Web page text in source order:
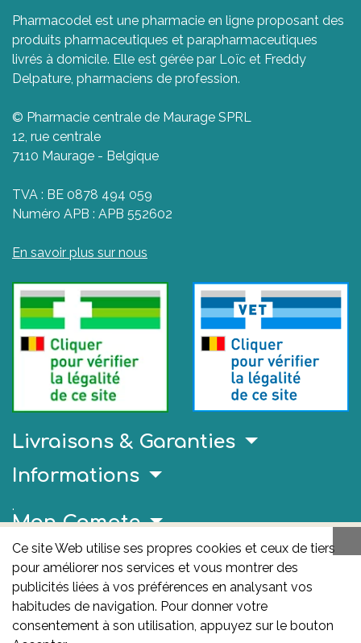
Pharmacodel est une pharmacie en ligne proposant des
produits pharmaceutiques et parapharmaceutiques
livrés à domicile. Elle est gérée par Loïc et Freddy
Delpature, pharmaciens de profession.
© Pharmacie centrale de Maurage SPRL
12, rue centrale
7110 Maurage - Belgique
TVA : BE 0878 494 059
Numéro APB : APB 552602
En savoir plus sur nous
Livraisons & Garanties
Ce site Web utilise ses propres cookies et ceux de tiers
pour améliorer nos services et vous montrer des
publicités liées à vos préférences en analysant vos
habitudes de navigation. Pour donner votre
consentement à son utilisation, appuyez sur le bouton
Informations
.
Mon Compte
Liens Utiles
AFMPS
L'AFMPS est l’autorité compétente en matière de